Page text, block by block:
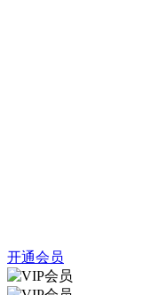
开通会员